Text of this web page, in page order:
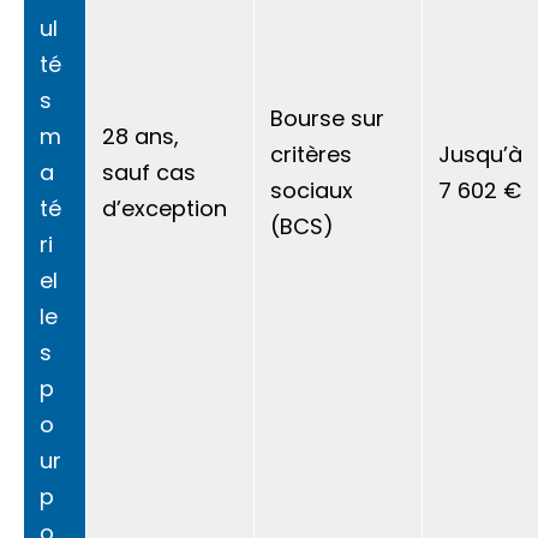
ul
té
s
m
a
té
ri
el
le
s
p
o
ur
p
28 ans,
sauf cas
d’exception
Bourse sur
critères
sociaux
(BCS)
Jusqu’à
7 602 €